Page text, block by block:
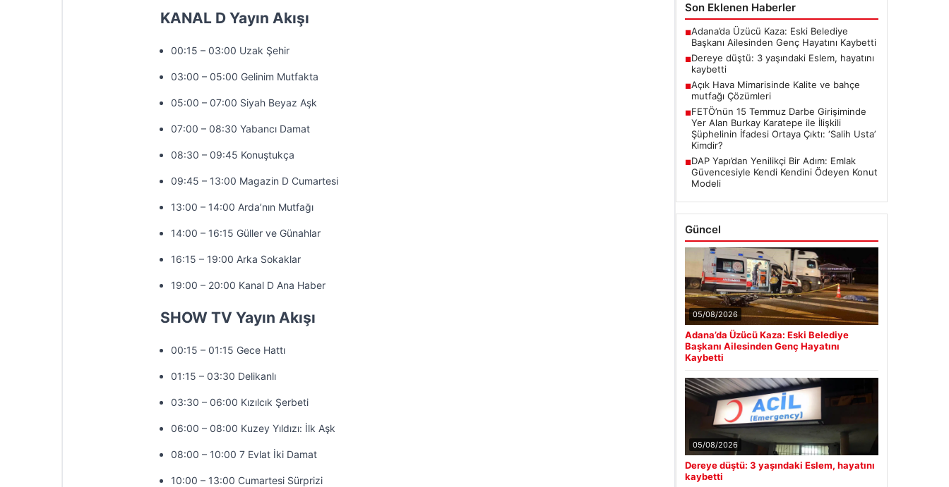
KANAL D Yayın Akışı
00:15 – 03:00 Uzak Şehir
03:00 – 05:00 Gelinim Mutfakta
05:00 – 07:00 Siyah Beyaz Aşk
07:00 – 08:30 Yabancı Damat
08:30 – 09:45 Konuştukça
09:45 – 13:00 Magazin D Cumartesi
13:00 – 14:00 Arda’nın Mutfağı
14:00 – 16:15 Güller ve Günahlar
16:15 – 19:00 Arka Sokaklar
19:00 – 20:00 Kanal D Ana Haber
SHOW TV Yayın Akışı
00:15 – 01:15 Gece Hattı
01:15 – 03:30 Delikanlı
03:30 – 06:00 Kızılcık Şerbeti
06:00 – 08:00 Kuzey Yıldızı: İlk Aşk
08:00 – 10:00 7 Evlat İki Damat
10:00 – 13:00 Cumartesi Sürprizi
Son Eklenen Haberler
■Adana’da Üzücü Kaza: Eski Belediye
Başkanı Ailesinden Genç Hayatını Kaybetti
■Dereye düştü: 3 yaşındaki Eslem, hayatını
kaybetti
■Açık Hava Mimarisinde Kalite ve bahçe
mutfağı Çözümleri
■FETÖ’nün 15 Temmuz Darbe Girişiminde
Yer Alan Burkay Karatepe ile İlişkili
Şüphelinin İfadesi Ortaya Çıktı: ‘Salih Usta’
Kimdir?
■DAP Yapı’dan Yenilikçi Bir Adım: Emlak
Güvencesiyle Kendi Kendini Ödeyen Konut
Modeli
Güncel
05/08/2026
Adana’da Üzücü Kaza: Eski Belediye
Başkanı Ailesinden Genç Hayatını
Kaybetti
05/08/2026
Dereye düştü: 3 yaşındaki Eslem, hayatını
kaybetti